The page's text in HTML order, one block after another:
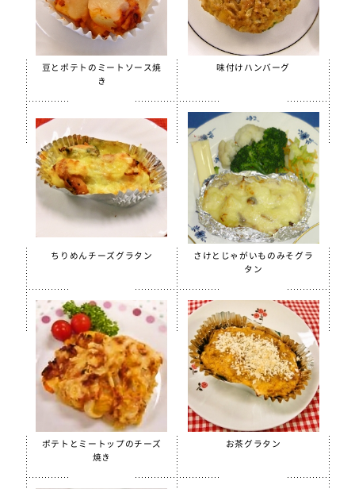
【只今休売中】菜の花ふりかけ
沖縄パインゼリー
すだちゼリー
ブルーベリーゼリーCFE
北海道シュレッドチーズ
給食用 毎日骨太 MBP® ベビーチーズ
クラスメイト
うの花コロッケ（ひじき入り）
スクールチーズフォンデュサンドコロッケ
白花豆コロッケ
全学栄 かぼちゃチーズフライ
【只今休売中】全学栄 黒豆さつま
ソフトササミフレーク
ほぐしささみ（水煮）
美ら海育ちもずく
【只今休売中】青大豆ペースト
白花豆&白いんげん豆ペースト
スクールがんもどき（Ca・Fe）
豆とポテトのミートソース焼
き
味付けハンバーグ
ちりめんチーズグラタン
さけとじゃがいものみそグラ
タン
ポテトとミートップのチーズ
焼き
お茶グラタン